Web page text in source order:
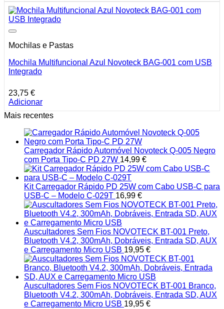
Mochilas e Pastas
Mochila Multifuncional Azul Novoteck BAG-001 com USB
Integrado
23,75 €
Adicionar
Mais recentes
Carregador Rápido Automóvel Novoteck Q-005 Negro
com Porta Tipo-C PD 27W 14,99 €
Kit Carregador Rápido PD 25W com Cabo USB-C para
USB-C – Modelo C-029T 16,99 €
Auscultadores Sem Fios NOVOTECK BT-001 Preto,
Bluetooth V4.2, 300mAh, Dobráveis, Entrada SD, AUX
e Carregamento Micro USB 19,95 €
Auscultadores Sem Fios NOVOTECK BT-001 Branco,
Bluetooth V4.2, 300mAh, Dobráveis, Entrada SD, AUX
e Carregamento Micro USB 19,95 €